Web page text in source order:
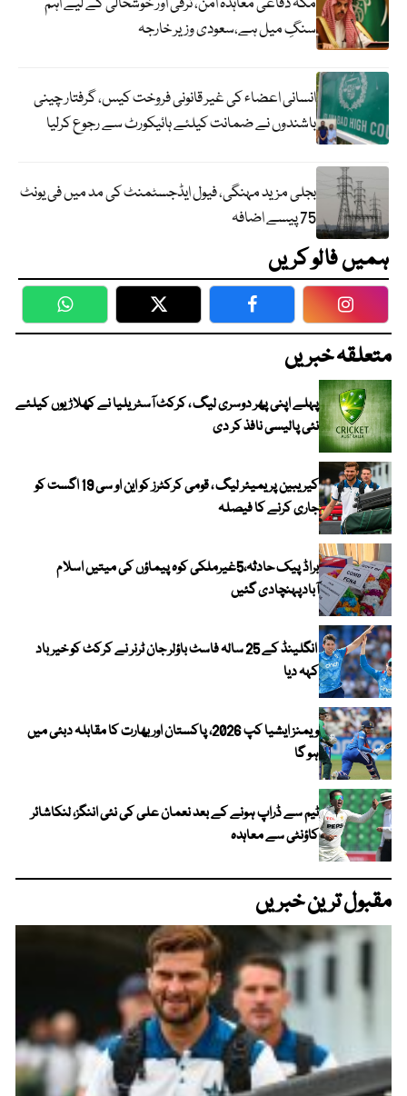
سنگِ میل ہے،سعودی وزیر خارجہ
انسانی اعضاء کی غیر قانونی فروخت کیس، گرفتار چینی
باشندوں نے ضمانت کیلئے ہائیکورٹ سے رجوع کرلیا
بجلی مزید مہنگی، فیول ایڈجسٹمنٹ کی مد میں فی یونٹ
75 پیسے اضافہ
ہمیں فالو کریں
WhatsApp Twitter Facebook
متعلقہ خبریں
پہلے اپنی پھر دوسری لیگ ، کرکٹ آسٹریلیا نے کھلاڑیوں کیلئے
نئی پالیسی نافذ کر دی
کیریبین پریمیئر لیگ ، قومی کرکٹرز کو این او سی 19 اگست کو
جاری کرنے کا فیصلہ
براڈ پیک حادثہ،5غیرملکی کوہ پیماؤں کی میتیں اسلام
آبادپہنچادی گئیں
انگلینڈ کے 25 سالہ فاسٹ باؤلر جان ٹرنر نے کرکٹ کو خیر باد
کہہ دیا
ویمنز ایشیا کپ 2026، پاکستان اور بھارت کا مقابلہ دبئی میں
ہو گا
ٹیم سے ڈراپ ہونے کے بعد نعمان علی کی نئی اننگز، لنکاشائر
کاؤنٹی سے معاہدہ
مقبول ترین خبریں